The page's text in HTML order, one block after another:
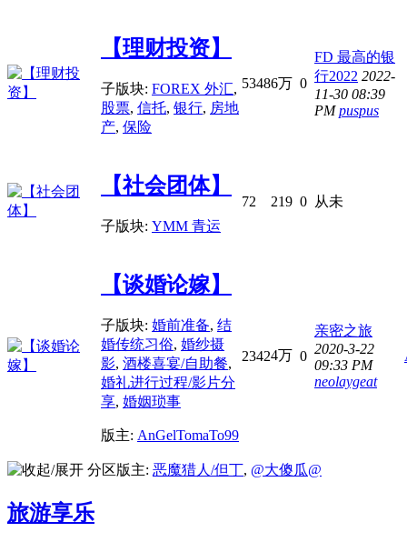
【理财投资】
子版块: FOREX 外汇,
股票, 信托, 银行, 房地
产, 保险
53486万 0
FD 最高的银
行2022 2022-
11-30 08:39
PMpuspus
【社会团体】
子版块: YMM 青运
72 219 0 从未
【谈婚论嫁】
子版块: 婚前准备, 结
婚传统习俗, 婚纱摄
影, 酒楼喜宴/自助餐,
婚礼进行过程/影片分
享, 婚姻琐事
版主: AnGelTomaTo99
23424万 0
亲密之旅
2020-3-22
09:33 PM
neolaygeat
分区版主: 恶魔猎人/但丁, @大傻瓜@
旅游享乐